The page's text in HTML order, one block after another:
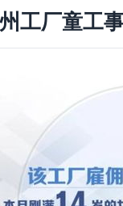
工厂童工